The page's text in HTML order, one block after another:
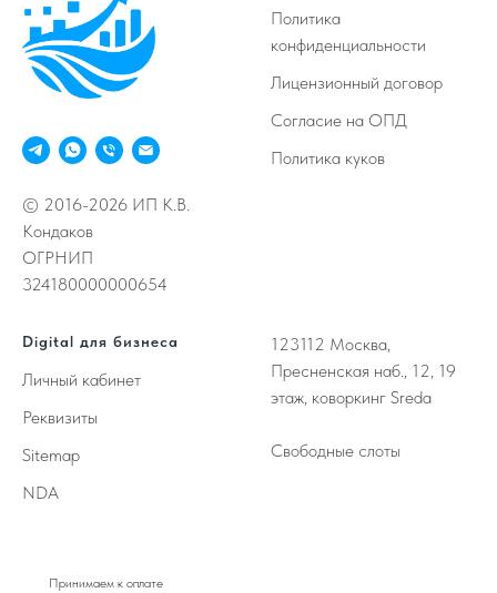
© 2016-2026 ИП К.В.
Кондаков
ОГРНИП
324180000000654
Политика
конфиденциальности
Лицензионный договор
Согласие на ОПД
Политика куков
Digital для бизнеса
Личный кабинет
Реквизиты
Sitemap
NDA
123112 Москва,
Пресненская наб., 12, 19
этаж, коворкинг Sreda
Свободные слоты
Принимаем к оплате